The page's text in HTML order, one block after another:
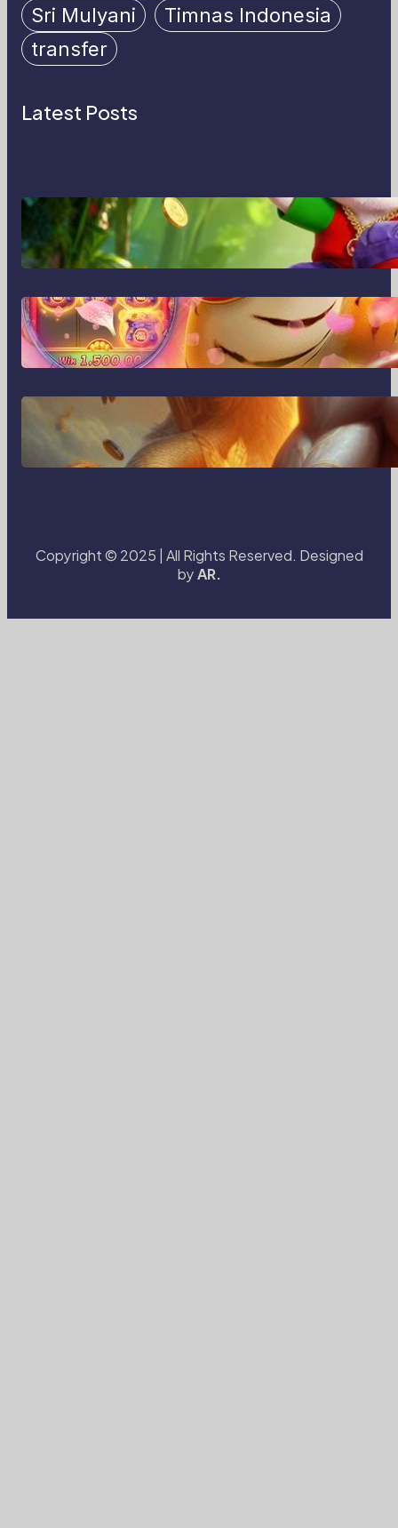
Sri Mulyani
Timnas Indonesia
transfer
Latest Posts
MajalahPotretIndonesia:
Menghidupkan Cerita Lewat Lensa
dan Perspektif Baru di Era Digital
MajalahPotretIndonesia dan Cara
Baru Merekam Cerita dari Sudut
Kehidupan Sehari-hari
Transformasi Media Visual di Era
Digital: Bagaimana Fotografi dan
Cerita Visual Membentuk Cara Kita
Copyright © 2025 | All Rights Reserved. Designed
byAR.